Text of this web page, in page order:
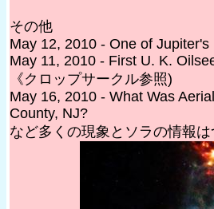
その他
May 12, 2010 - One of
May 11, 2010 - First U. K.
《クロップサークル参照)
May 16, 2010 - What Was
County, NJ?
など多くの現象とソラの情報は